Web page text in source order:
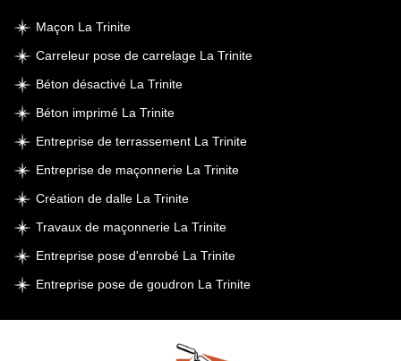
Maçon La Trinite
Carreleur pose de carrelage La Trinite
Béton désactivé La Trinite
Béton imprimé La Trinite
Entreprise de terrassement La Trinite
Entreprise de maçonnerie La Trinite
Création de dalle La Trinite
Travaux de maçonnerie La Trinite
Entreprise pose d'enrobé La Trinite
Entreprise pose de goudron La Trinite